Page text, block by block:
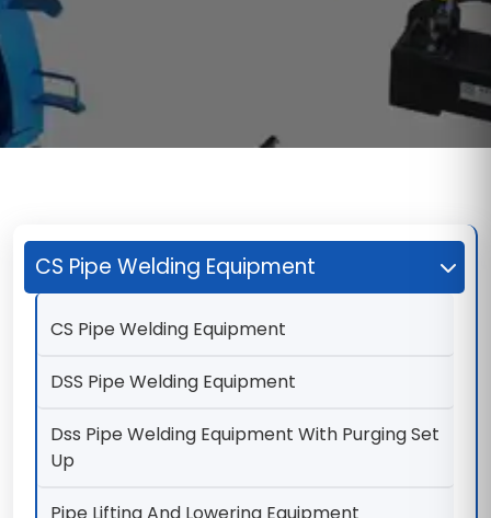
CS Pipe Welding Equipment
CS Pipe Welding Equipment
DSS Pipe Welding Equipment
Dss Pipe Welding Equipment With Purging Set
Up
Pipe Lifting And Lowering Equipment